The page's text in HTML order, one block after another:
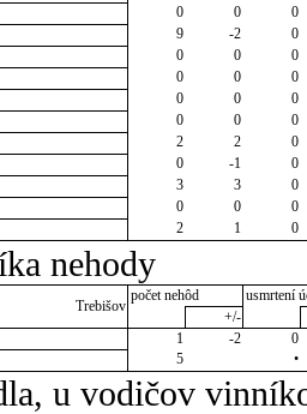
0 0
0
9 -2
0
0 0
0
0 0
0
0 0
0
0 0
0
2 2
0
0 -1
0
3 3
0
0 0
0
2 1 0
nehody
Trebišov
počet nehôd
usmrtení
+/-
1 -2
0
5 •
u vodičov